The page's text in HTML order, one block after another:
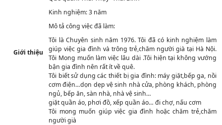
Giới thiệu
Kinh nghiệm:3 năm
Mô tả công việc đã làm:
Tôi là Chuyên sinh năm 1976. Tôi đã có kinh nghiệm làm
giúp việc gia đình và trông trẻ,chăm người già tại Hà Nội.
Tôi Mong muốn làm việc lâu dài .Tôi hiện tại không vướng
bận gia đình nên rất ít về quê.
Tôi biết sử dụng các thiết bị gia đình: máy giặt,bếp ga, nồi
cơm điện…dọn dẹp vệ sinh nhà cửa, phòng khách, phòng
ngủ, bếp ăn, sàn nhà, nhà vệ sinh…
giặt quần áo, phơi đồ, xếp quần áo… đi chợ, nấu cơm
Tôi mong muốn giúp việc gia đình hoặc chăm trẻ,chăm
người già